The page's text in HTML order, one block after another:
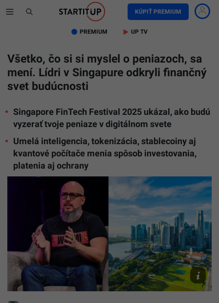
KÚPIŤ PREMIUM
PREMIUM UP TV
Všetko, čo si si myslel o peniazoch, sa
mení. Lídri v Singapure odkryli finančný
svet budúcnosti
Singapore FinTech Festival 2025 ukázal, ako budú
vyzerať tvoje peniaze v digitálnom svete
Umelá inteligencia, tokenizácia, stablecoiny aj
kvantové počítače menia spôsob investovania,
platenia aj ochrany
SG
FinTech
Festival